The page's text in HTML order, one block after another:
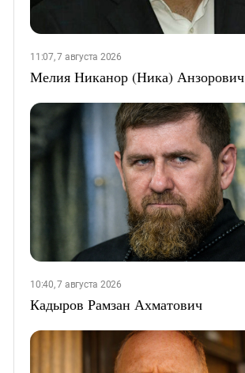
11:07, 7 августа 2026
Мелия Никанор (Ника) Анзорович
10:40, 7 августа 2026
Кадыров Рамзан Ахматович